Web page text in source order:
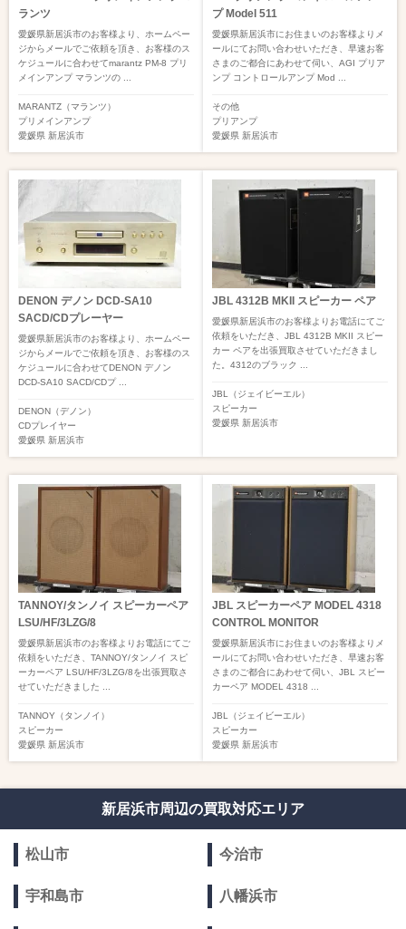
ランツ
愛媛県新居浜市のお客様より、ホームペー
ジからメールでご依頼を頂き、お客様のス
ケジュールに合わせてmarantz PM-8 プリ
メインアンプ マランツの ...
MARANTZ（マランツ）
プリメインアンプ
愛媛県 新居浜市
プ Model 511
愛媛県新居浜市にお住まいのお客様よりメ
ールにてお問い合わせいただき、早速お客
さまのご都合にあわせて伺い、AGI プリア
ンプ コントロールアンプ Mod ...
その他
プリアンプ
愛媛県 新居浜市
DENON デノン DCD-SA10
SACD/CDプレーヤー
愛媛県新居浜市のお客様より、ホームペー
ジからメールでご依頼を頂き、お客様のス
ケジュールに合わせてDENON デノン
DCD-SA10 SACD/CDプ ...
DENON（デノン）
CDプレイヤー
愛媛県 新居浜市
JBL 4312B MKII スピーカー ペア
愛媛県新居浜市のお客様よりお電話にてご
依頼をいただき、JBL 4312B MKII スピー
カー ペアを出張買取させていただきまし
た。4312のブラック ...
JBL（ジェイビーエル）
スピーカー
愛媛県 新居浜市
TANNOY/タンノイ スピーカーペア
LSU/HF/3LZG/8
愛媛県新居浜市のお客様よりお電話にてご
依頼をいただき、TANNOY/タンノイ スピ
ーカーペア LSU/HF/3LZG/8を出張買取さ
せていただきました ...
TANNOY（タンノイ）
スピーカー
愛媛県 新居浜市
JBL スピーカーペア MODEL 4318
CONTROL MONITOR
愛媛県新居浜市にお住まいのお客様よりメ
ールにてお問い合わせいただき、早速お客
さまのご都合にあわせて伺い、JBL スピー
カーペア MODEL 4318 ...
JBL（ジェイビーエル）
スピーカー
愛媛県 新居浜市
新居浜市周辺の買取対応エリア
松山市 今治市
宇和島市 八幡浜市